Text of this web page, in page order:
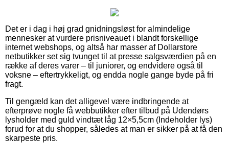
Det er i dag i høj grad gnidningsløst for almindelige
mennesker at vurdere prisniveauet i blandt forskellige
internet webshops, og altså har masser af Dollarstore
netbutikker set sig tvunget til at presse salgsværdien på en
række af deres varer – til juniorer, og endvidere også til
voksne – eftertrykkeligt, og endda nogle gange byde på fri
fragt.
Til gengæld kan det alligevel være indbringende at
efterprøve nogle få webbutikker efter tilbud på Udendørs
lysholder med guld vindtæt låg 12×5,5cm (Indeholder lys)
forud for at du shopper, således at man er sikker på at få den
skarpeste pris.